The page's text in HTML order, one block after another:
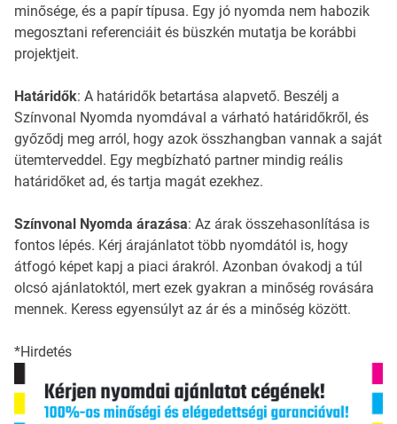
minősége, és a papír típusa. Egy jó nyomda nem habozik
megosztani referenciáit és büszkén mutatja be korábbi
projektjeit.
Határidők: A határidők betartása alapvető. Beszélj a
Színvonal Nyomda nyomdával a várható határidőkről, és
győződj meg arról, hogy azok összhangban vannak a saját
ütemterveddel. Egy megbízható partner mindig reális
határidőket ad, és tartja magát ezekhez.
Színvonal Nyomda árazása: Az árak összehasonlítása is
fontos lépés. Kérj árajánlatot több nyomdától is, hogy
átfogó képet kapj a piaci árakról. Azonban óvakodj a túl
olcsó ajánlatoktól, mert ezek gyakran a minőség rovására
mennek. Keress egyensúlyt az ár és a minőség között.
*Hirdetés